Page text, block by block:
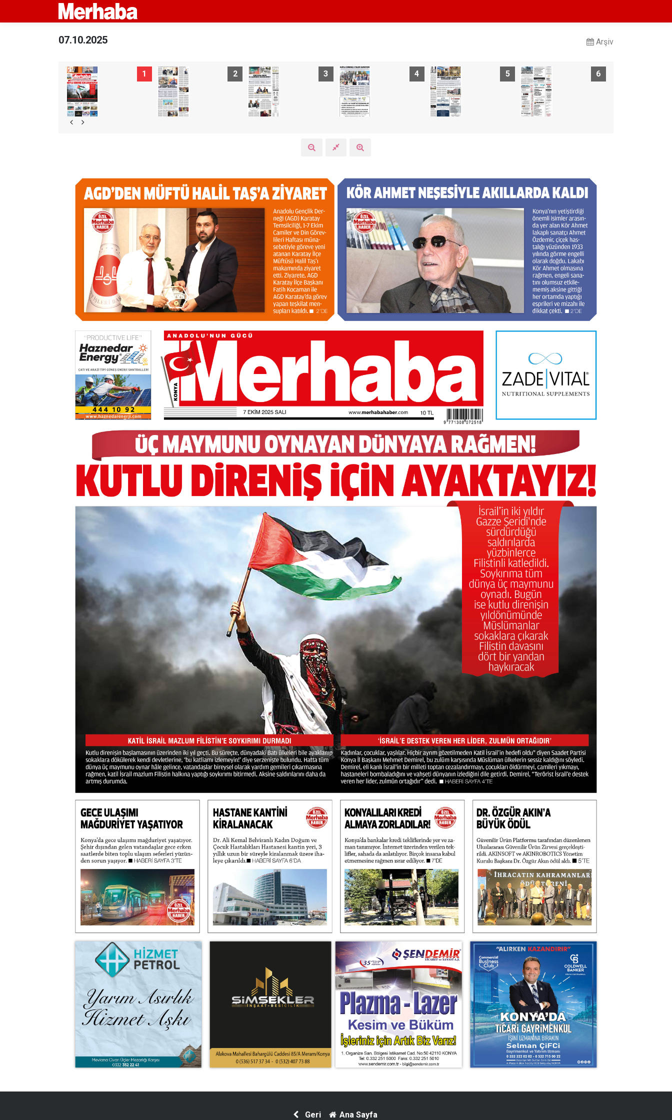
07.10.2025 Arşiv
1 2 3 4 5 6
Geri Ana Sayfa